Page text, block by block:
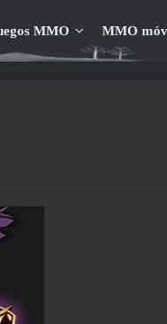
MMO MMO